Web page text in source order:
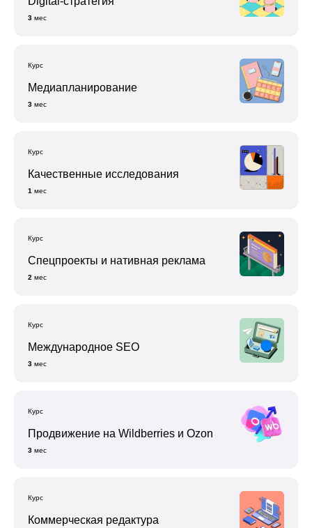
3 мес
Курс
Медиапланирование
3 мес
Курс
Качественные исследования
1 мес
Курс
Спецпроекты и нативная реклама
2 мес
Курс
Международное SEO
3 мес
Курс
Продвижение на Wildberries и Ozon
3 мес
Курс
Коммерческая редактура